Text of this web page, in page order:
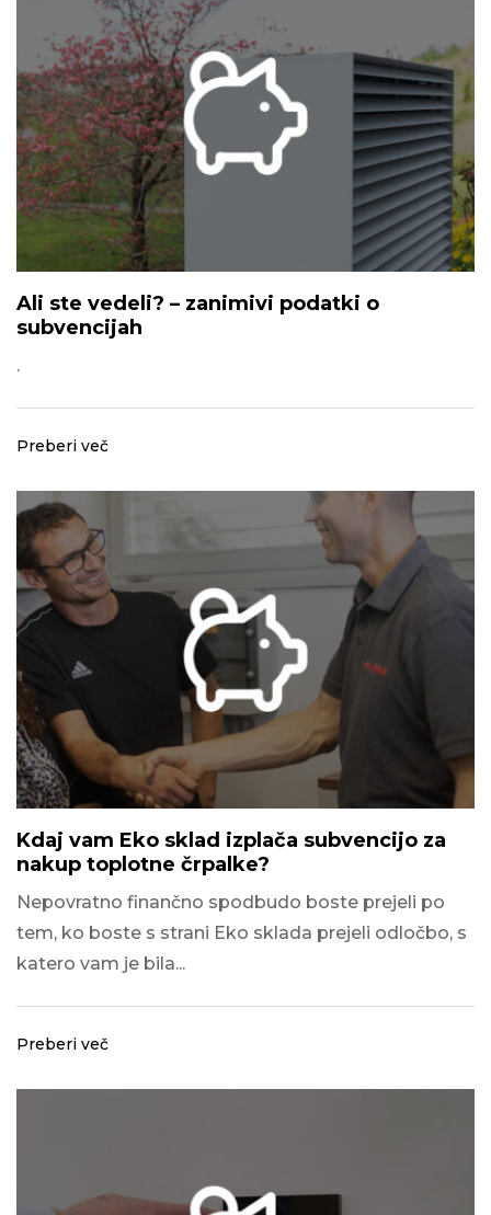
Ali ste vedeli? – zanimivi podatki o
subvencijah
.
Preberi več
Kdaj vam Eko sklad izplača subvencijo za
nakup toplotne črpalke?
Nepovratno finančno spodbudo boste prejeli po
tem, ko boste s strani Eko sklada prejeli odločbo, s
katero vam je bila...
Preberi več